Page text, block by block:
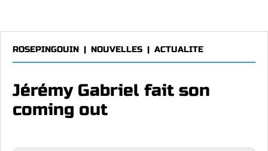
ROSEPINGOUIN | NOUVELLES | ACTUALITE
Jérémy Gabriel fait son
coming out